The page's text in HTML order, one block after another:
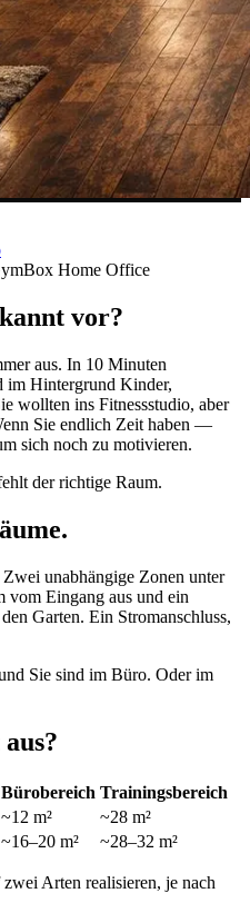
Home Office
vor?
aus. In 10 Minuten
im Hintergrund Kinder,
wollten ins Fitnessstudio, aber
Sie endlich Zeit haben —
sich noch zu motivieren.
der richtige Raum.
unabhängige Zonen unter
vom Eingang aus und ein
Garten. Ein Stromanschluss,
Sie sind im Büro. Oder im
Bürobereich Trainingsbereich
~12 m²
~28 m²
~16–20 m² ~28–32 m²
Arten realisieren, je nach